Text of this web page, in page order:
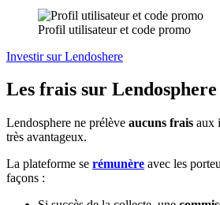
Profil utilisateur et code promo
Investir sur Lendoshere
Les frais sur Lendosphere
Lendosphere ne prélève aucuns frais aux
très avantageux.
La plateforme se rémunère avec les
façons :